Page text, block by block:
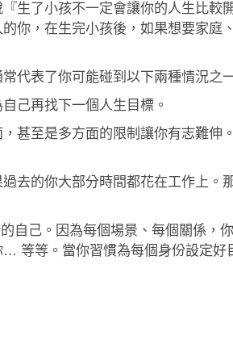
生了小孩不一定會讓你的人生比較
你，在生完小孩後，如果想要家庭
代表了你可能碰到以下兩種情況之
己再找下一個人生目標。
甚至是多方面的限制讓你有志難伸
去的你大部分時間都花在工作上。
自己。因為每個場景、每個關係，
等等。當你習慣為每個身份設定